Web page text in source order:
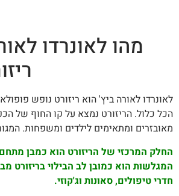
מהו לאונרדו
לאונרדו לאורה ביץ' הוא ריזורט נופש
מאובזרים ומתאימים לילדים ומשפחות.
החלק המרכזי של הריזורט הוא כמבן
המגלשות הוא כמובן לב הבילוי
חדרי טיפולים, סאונות וג'קוזי.